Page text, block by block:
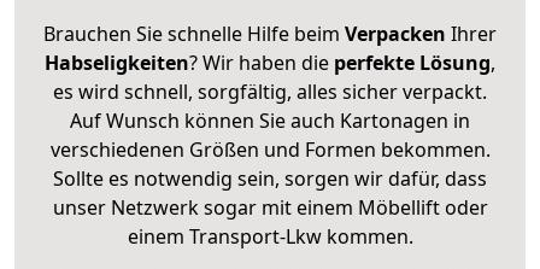
Brauchen Sie schnelle Hilfe beim Verpacken Ihrer
Habseligkeiten? Wir haben die perfekte Lösung,
es wird schnell, sorgfältig, alles sicher verpackt.
Auf Wunsch können Sie auch Kartonagen in
verschiedenen Größen und Formen bekommen.
Sollte es notwendig sein, sorgen wir dafür, dass
unser Netzwerk sogar mit einem Möbellift oder
einem Transport-Lkw kommen.